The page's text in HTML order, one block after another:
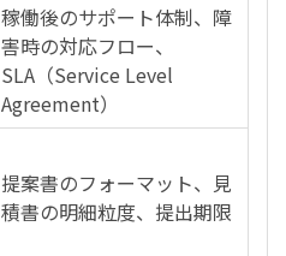
稼働後のサポート体制、障
害時の対応フロー、
SLA（Service Level
Agreement）
提案書のフォーマット、見
積書の明細粒度、提出期限